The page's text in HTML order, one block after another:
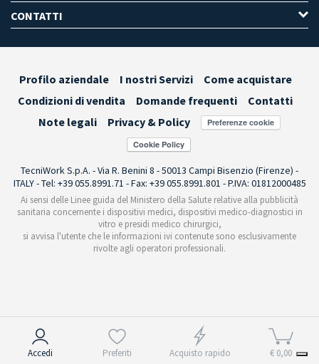
Accedi Preferiti Acquisto rapido € 0,00
CONTATTI
Profilo aziendale I nostri Servizi
Come acquistare
Condizioni di vendita
Domande frequenti
Contatti
Note legali
Privacy & Policy Preferenze cookie
TecniWork S.p.A. - Via R. Benini 8 - 50013 Campi Bisenzio (Firenze) -
ITALY - Tel: +39 055.8991.71 - Fax: +39 055.8991.801 - P.IVA: 01812000485
Ai sensi delle Linee guida del Ministero della Salute relative alla pubblicità
sanitaria concernente i dispositivi medici, dispositivi medico-diagnostici in
vitro e presidi medico chirurgici,
si avvisa l'utente che le informazioni ivi contenute sono esclusivamente
rivolte agli operatori professionali.
Informativa sulla raccolta